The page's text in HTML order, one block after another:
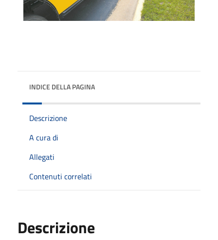
INDICE DELLA PAGINA
Descrizione
A cura di
Allegati
Contenuti correlati
Descrizione